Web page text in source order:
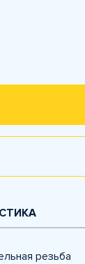
резьба